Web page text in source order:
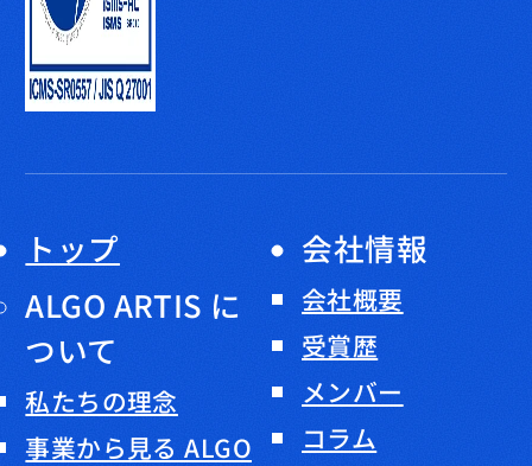
トップ
ALGO ARTIS に
ついて
私たちの理念
事業から見る ALGO
会社情報
会社概要
受賞歴
メンバー
コラム